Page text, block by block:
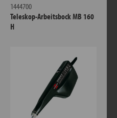
1444700
Teleskop-Arbeitsbock MB 160
H